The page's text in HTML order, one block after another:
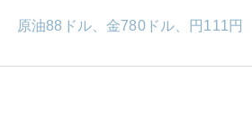
原油88ドル、金780ドル、円111円